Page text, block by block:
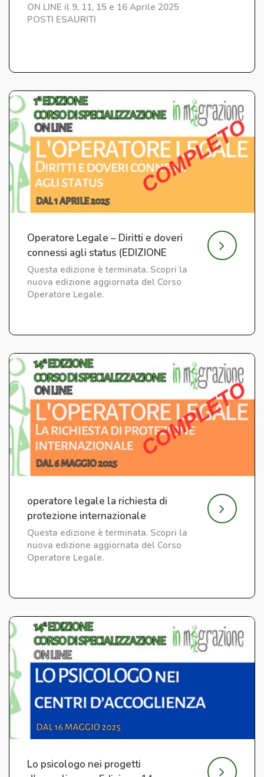
ON LINE il 9, 11, 15 e 16 Aprile 2025
POSTI ESAURITI
Operatore Legale – Diritti e doveri
connessi agli status (EDIZIONE
CONCLUSA)
Questa edizione è terminata. Scopri la
nuova edizione aggiornata del Corso
Operatore Legale.
operatore legale la richiesta di
protezione internazionale
Questa edizione è terminata. Scopri la
nuova edizione aggiornata del Corso
Operatore Legale.
Lo psicologo nei progetti